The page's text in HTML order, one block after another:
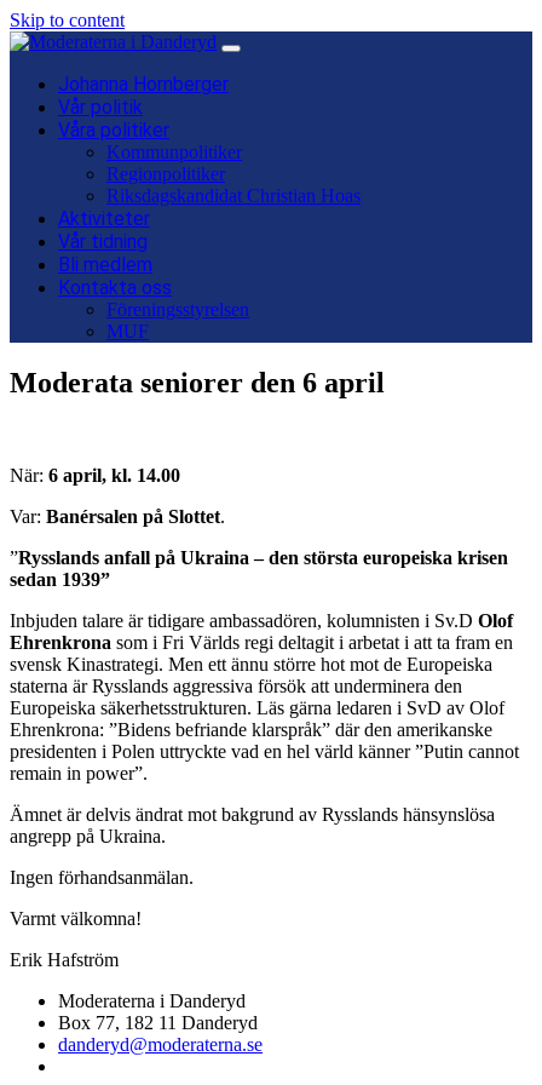
Skip to content
Main
Navigation
Johanna Hornberger
Vår politik
Våra politiker
Kommunpolitiker
Regionpolitiker
Riksdagskandidat Christian Hoas
Aktiviteter
Vår tidning
Bli medlem
Kontakta oss
Föreningsstyrelsen
MUF
Moderata seniorer den 6 april
När: 6 april, kl. 14.00
Var: Banérsalen på Slottet.
”Rysslands anfall på Ukraina –den största europeiska krisen
sedan 1939”
Inbjuden talare är tidigare ambassadören, kolumnisten i Sv.D Olof
Ehrenkrona som i Fri Världs regi deltagit i arbetat i att ta fram en
svensk Kinastrategi. Men ett ännu större hot mot de Europeiska
staterna är Rysslands aggressiva försök att underminera den
Europeiska säkerhetsstrukturen. Läs gärna ledaren i SvD av Olof
Ehrenkrona: ”Bidens befriande klarspråk” där den amerikanske
presidenten i Polen uttryckte vad en hel värld känner ”Putin cannot
remain in power”.
Ämnet är delvis ändrat mot bakgrund av Rysslands hänsynslösa
angrepp på Ukraina.
Ingen förhandsanmälan.
Varmt välkomna!
Erik Hafström
Moderaterna i Danderyd
Box 77, 182 11 Danderyd
danderyd@moderaterna.se